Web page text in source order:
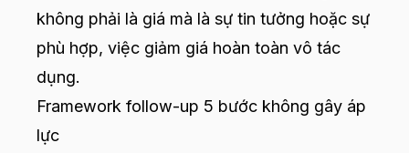
không phải là giá mà là sự tin tưởng hoặc sự
phù hợp, việc giảm giá hoàn toàn vô tác
dụng.
Framework follow-up 5 bước không gây áp
lực